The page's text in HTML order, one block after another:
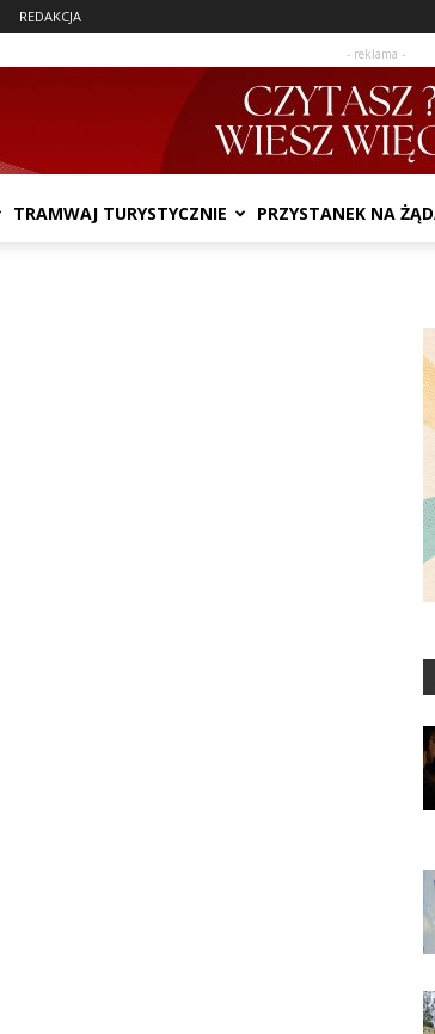
REDAKCJA
- reklama -
TRAMWAJ TURYSTYCZNIE PRZYSTANEK NA